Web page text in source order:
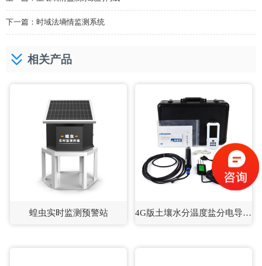
下一篇： 时域法墒情监测系统
相关产品
蝗虫实时监测预警站 4G版土壤水分温度盐分电导率PH测定仪